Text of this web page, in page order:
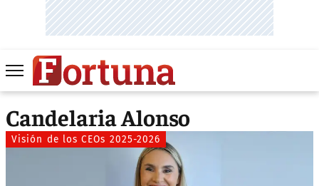
Candelaria Alonso
Visión de los CEOs 2025-2026